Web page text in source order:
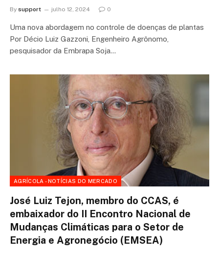
By support julho 12, 2024 0
Uma nova abordagem no controle de doenças de plantas
Por Décio Luiz Gazzoni, Engenheiro Agrônomo,
pesquisador da Embrapa Soja…
AGRÍCOLA - NOTÍCIAS DO MERCADO
José Luiz Tejon, membro do CCAS, é
embaixador do II Encontro Nacional de
Mudanças Climáticas para o Setor de
Energia e Agronegócio (EMSEA)